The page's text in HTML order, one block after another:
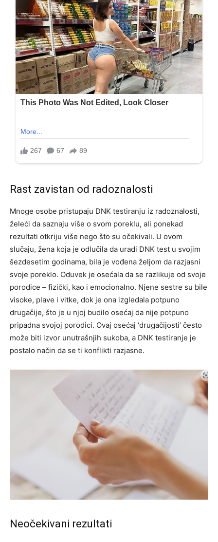
Rast zavistan od radoznalosti
Mnoge osobe pristupaju DNK testiranju iz radoznalosti,
želeći da saznaju više o svom poreklu, ali ponekad
rezultati otkriju više nego što su očekivali. U ovom
slučaju, žena koja je odlučila da uradi DNK test u svojim
šezdesetim godinama, bila je vođena željom da razjasni
svoje poreklo. Oduvek je osećala da se razlikuje od svoje
porodice – fizički, kao i emocionalno. Njene sestre su bile
visoke, plave i vitke, dok je ona izgledala potpuno
drugačije, što je u njoj budilo osećaj da nije potpuno
pripadna svojoj porodici. Ovaj osećaj ‘drugačijosti’ često
može biti izvor unutrašnjih sukoba, a DNK testiranje je
postalo način da se ti konflikti razjasne.
Neočekivani rezultati